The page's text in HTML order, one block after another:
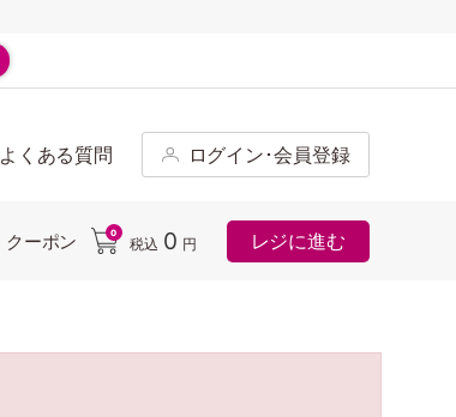
よくある質問 ログイン･会員登録
クーポン 0
税込 0 円 レジに進む